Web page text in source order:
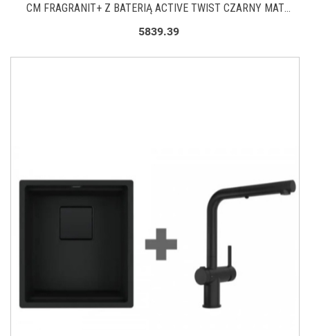
CM FRAGRANIT+ Z BATERIĄ ACTIVE TWIST CZARNY MAT
5839.39